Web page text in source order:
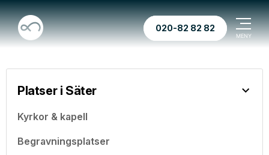
020-82 82 82
Platser i Säter
Kyrkor & kapell
Begravningsplatser